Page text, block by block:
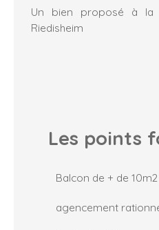
Un bien proposé à la
Riedisheim
Les points
Balcon de + de 10m2
agencement